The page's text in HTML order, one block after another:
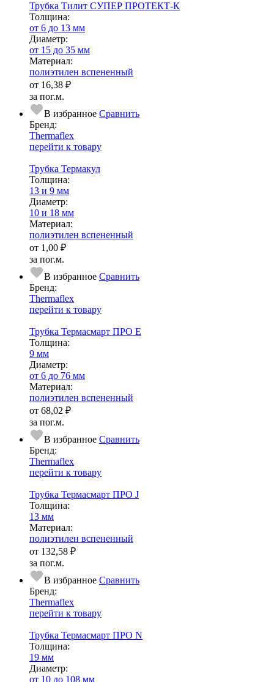
Трубка Тилит СУПЕР ПРОТЕКТ-К
Тол­щи­на:
от 6 до 13 мм
Диаметр:
от 15 до 35 мм
Ма­­те­­ри­­ал:
полиэтилен вспененный
от 16,38 ₽
за пог.м.
В избранное Сравнить
Бренд:
Thermaflex
перейти к товару
Трубка Термакул
Тол­щи­на:
13 и 9 мм
Диаметр:
10 и 18 мм
Ма­­те­­ри­­ал:
полиэтилен вспененный
от 1,00 ₽
за пог.м.
В избранное Сравнить
Бренд:
Thermaflex
перейти к товару
Трубка Термасмарт ПРО E
Тол­щи­на:
9 мм
Диаметр:
от 6 до 76 мм
Ма­­те­­ри­­ал:
полиэтилен вспененный
от 68,02 ₽
за пог.м.
В избранное Сравнить
Бренд:
Thermaflex
перейти к товару
Трубка Термасмарт ПРО J
Тол­щи­на:
13 мм
Ма­­те­­ри­­ал:
полиэтилен вспененный
от 132,58 ₽
за пог.м.
В избранное Сравнить
Бренд:
Thermaflex
перейти к товару
Трубка Термасмарт ПРО N
Тол­щи­на:
19 мм
Диаметр:
от 10 до 108 мм